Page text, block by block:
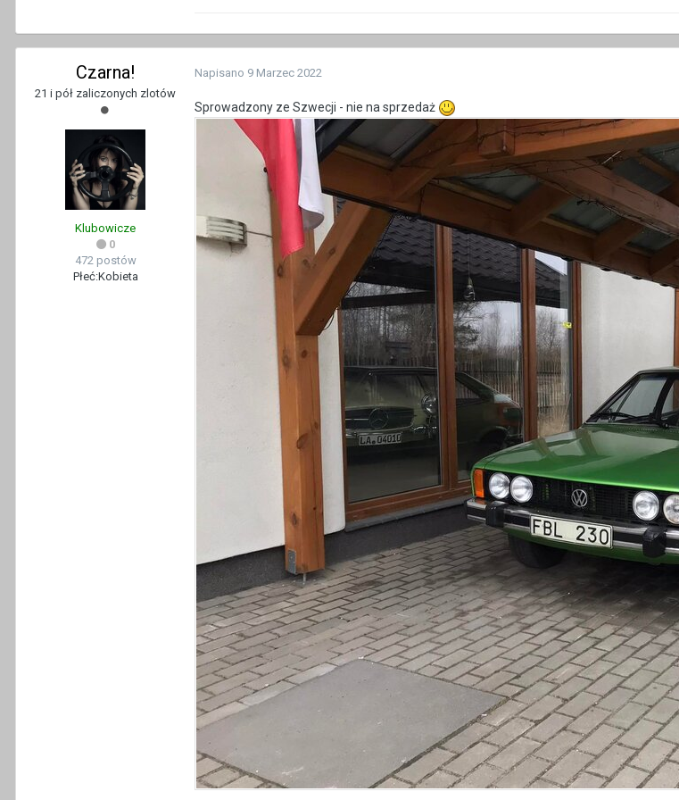
Czarna!
21 i pół zaliczonych zlotów
Klubowicze
0
472 postów
Płeć:Kobieta
Napisano 9 Marzec 2022
Sprowadzony ze Szwecji - nie na sprzedaż